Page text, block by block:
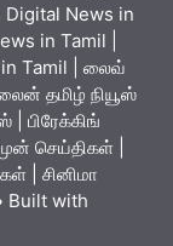
Digital News in
in Tamil |
in Tamil | லைவ்
தமிழ் நியூஸ்
| பிரேக்கிங்
செய்திகள் |
| சினிமா
Built with